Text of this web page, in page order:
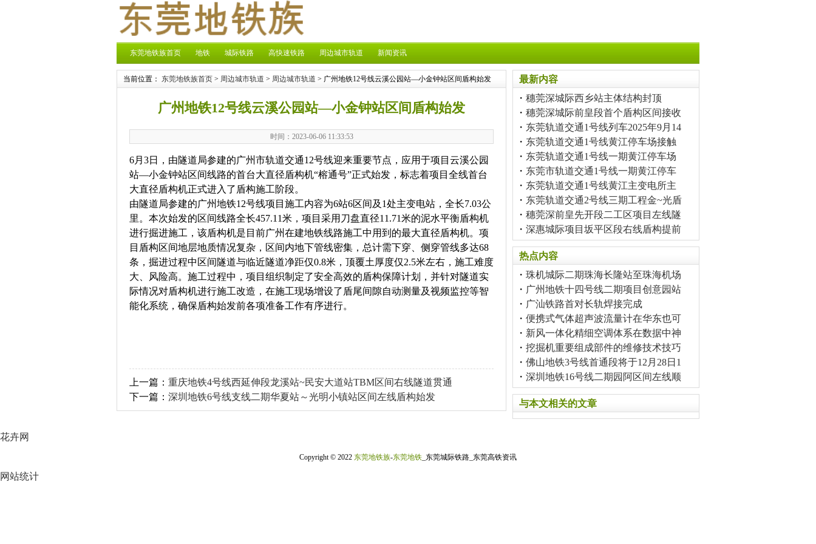
东莞地铁族首页 地铁 城际铁路 高快速铁路 周边城市轨道 新闻资讯
当前位置： 东莞地铁族首页 > 周边城市轨道 > 周边城市轨道 > 广州地铁12号线云溪公园站—小金钟站区间盾构始发
广州地铁12号线云溪公园站—小金钟站区间盾构始发
时间：2023-06-06 11:33:53
6月3日，由隧道局参建的广州市轨道交通12号线迎来重要节点，应用于项目云溪公园
站—小金钟站区间线路的首台大直径盾构机“榕通号”正式始发，标志着项目全线首台
大直径盾构机正式进入了盾构施工阶段。
由隧道局参建的广州地铁12号线项目施工内容为6站6区间及1处主变电站，全长7.03公
里。本次始发的区间线路全长457.11米，项目采用刀盘直径11.71米的泥水平衡盾构机
进行掘进施工，该盾构机是目前广州在建地铁线路施工中用到的最大直径盾构机。项
目盾构区间地层地质情况复杂，区间内地下管线密集，总计需下穿、侧穿管线多达68
条，掘进过程中区间隧道与临近隧道净距仅0.8米，顶覆土厚度仅2.5米左右，施工难度
大、风险高。施工过程中，项目组织制定了安全高效的盾构保障计划，并针对隧道实
际情况对盾构机进行施工改造，在施工现场增设了盾尾间隙自动测量及视频监控等智
能化系统，确保盾构始发前各项准备工作有序进行。
上一篇： 重庆地铁4号线西延伸段龙溪站~民安大道站TBM区间右线隧道贯通
下一篇： 深圳地铁6号线支线二期华夏站～光明小镇站区间左线盾构始发
最新内容
・ 穗莞深城际西乡站主体结构封顶
・ 穗莞深城际前皇段首个盾构区间接收
・ 东莞轨道交通1号线列车2025年9月14
・ 东莞轨道交通1号线黄江停车场接触
・ 东莞轨道交通1号线一期黄江停车场
・ 东莞市轨道交通1号线一期黄江停车
・ 东莞轨道交通1号线黄江主变电所主
・ 东莞轨道交通2号线三期工程金~光盾
・ 穗莞深前皇先开段二工区项目左线隧
・ 深惠城际项目坂平区段右线盾构提前
热点内容
・ 珠机城际二期珠海长隆站至珠海机场
・ 广州地铁十四号线二期项目创意园站
・ 广汕铁路首对长轨焊接完成
・ 便携式气体超声波流量计在华东也可
・ 新风一体化精细空调体系在数据中神
・ 挖掘机重要组成部件的维修技术技巧
・ 佛山地铁3号线首通段将于12月28日1
・ 深圳地铁16号线二期园阿区间左线顺
与本文相关的文章
花卉网
Copyright © 2022 东莞地铁族-东莞地铁 _东莞城际铁路_东莞高铁资讯
网站统计